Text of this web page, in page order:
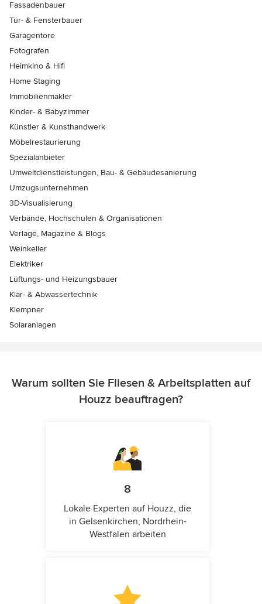
Fassadenbauer
Tür- & Fensterbauer
Garagentore
Fotografen
Heimkino & Hifi
Home Staging
Immobilienmakler
Kinder- & Babyzimmer
Künstler & Kunsthandwerk
Möbelrestaurierung
Spezialanbieter
Umweltdienstleistungen, Bau- & Gebäudesanierung
Umzugsunternehmen
3D-Visualisierung
Verbände, Hochschulen & Organisationen
Verlage, Magazine & Blogs
Weinkeller
Elektriker
Lüftungs- und Heizungsbauer
Klär- & Abwassertechnik
Klempner
Solaranlagen
Warum sollten Sie Fliesen & Arbeitsplatten auf
Houzz beauftragen?
8
Lokale Experten auf Houzz, die
in Gelsenkirchen, Nordrhein-
Westfalen arbeiten